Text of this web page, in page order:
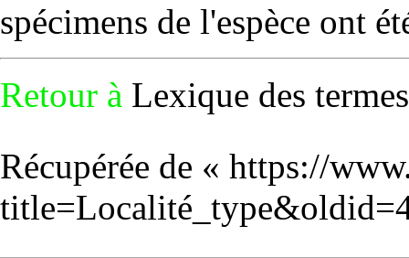
spécimens de l'espèce ont
Retour à Lexique des
Récupérée de « https://